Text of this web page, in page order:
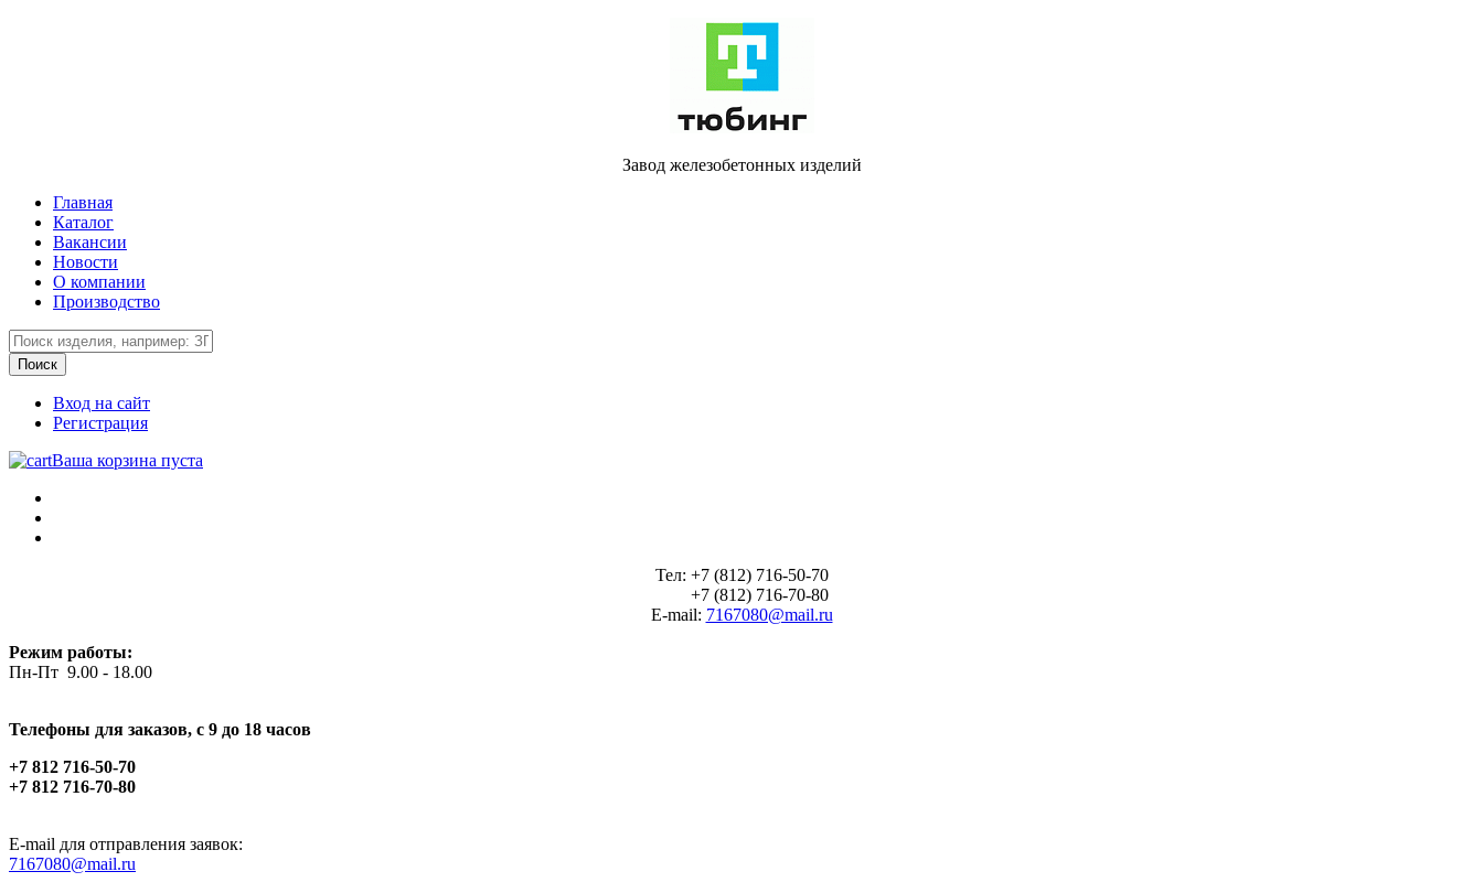
Завод железобетонных изделий
Главная
Каталог
Вакансии
Новости
О компании
Производство
Вход на сайт
Регистрация
Ваша корзина пуста
Тел: +7 (812) 716-50-70
+7 (812) 716-70-80
E-mail: 7167080@mail.ru
Режим работы:
Пн-Пт 9.00 - 18.00
Телефоны для заказов, c 9 до 18 часов
+7 812 716-50-70
+7 812 716-70-80
E-mail для отправления заявок:
7167080@mail.ru